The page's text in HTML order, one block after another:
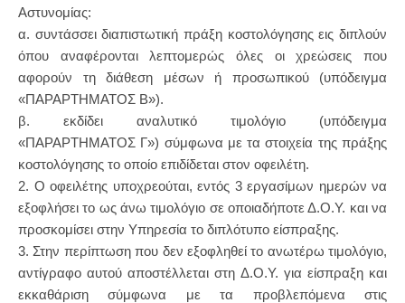
Αστυνομίας:
α. συντάσσει διαπιστωτική πράξη κοστολόγησης εις διπλούν
όπου αναφέρονται λεπτομερώς όλες οι χρεώσεις που
αφορούν τη διάθεση μέσων ή προσωπικού (υπόδειγμα
«ΠΑΡΑΡΤΗΜΑΤΟΣ Β»).
β. εκδίδει αναλυτικό τιμολόγιο (υπόδειγμα
«ΠΑΡΑΡΤΗΜΑΤΟΣ Γ») σύμφωνα με τα στοιχεία της πράξης
κοστολόγησης το οποίο επιδίδεται στον οφειλέτη.
2. Ο οφειλέτης υποχρεούται, εντός 3 εργασίμων ημερών να
εξοφλήσει το ως άνω τιμολόγιο σε οποιαδήποτε Δ.Ο.Υ. και να
προσκομίσει στην Υπηρεσία το διπλότυπο είσπραξης.
3. Στην περίπτωση που δεν εξοφληθεί το ανωτέρω τιμολόγιο,
αντίγραφο αυτού αποστέλλεται στη Δ.Ο.Υ. για είσπραξη και
εκκαθάριση σύμφωνα με τα προβλεπόμενα στις